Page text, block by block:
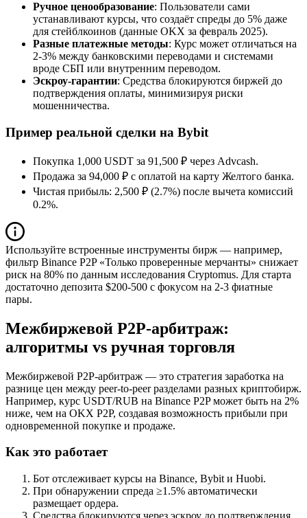
Ручное ценообразование: Пользователи сами
устанавливают курсы, что создаёт спреды до 5% даже
для стейблкоинов (данные OKX за февраль 2025).
Разные платежные методы: Курс может отличаться на
2-3% между банковскими переводами и системами
вроде СБП или внутренним переводом.
Эскроу-гарантии: Средства блокируются биржей до
подтверждения оплаты, минимизируя риски
мошенничества.
Пример реальной сделки на Bybit
Покупка 1,000 USDT за 91,500 ₽ через Advcash.
Продажа за 94,000 ₽ с оплатой на карту Желтого банка.
Чистая прибыль: 2,500 ₽ (2.7%) после вычета комиссий
0.2%.
Используйте встроенные инструменты бирж — например,
фильтр Binance P2P «Только проверенные мерчанты» снижает
риск на 80% по данным исследования Cryptomus. Для старта
достаточно депозита $200-500 с фокусом на 2-3 фиатные
пары.
Межбиржевой P2P-арбитраж:
алгоритмы vs ручная торговля
Межбиржевой P2P-арбитраж — это стратегия заработка на
разнице цен между peer-to-peer разделами разных криптобирж.
Например, курс USDT/RUB на Binance P2P может быть на 2%
ниже, чем на OKX P2P, создавая возможность прибыли при
одновременной покупке и продаже.
Как это работает
Бот отслеживает курсы на Binance, Bybit и Huobi.
При обнаружении спреда ≥1.5% автоматически
размещает ордера.